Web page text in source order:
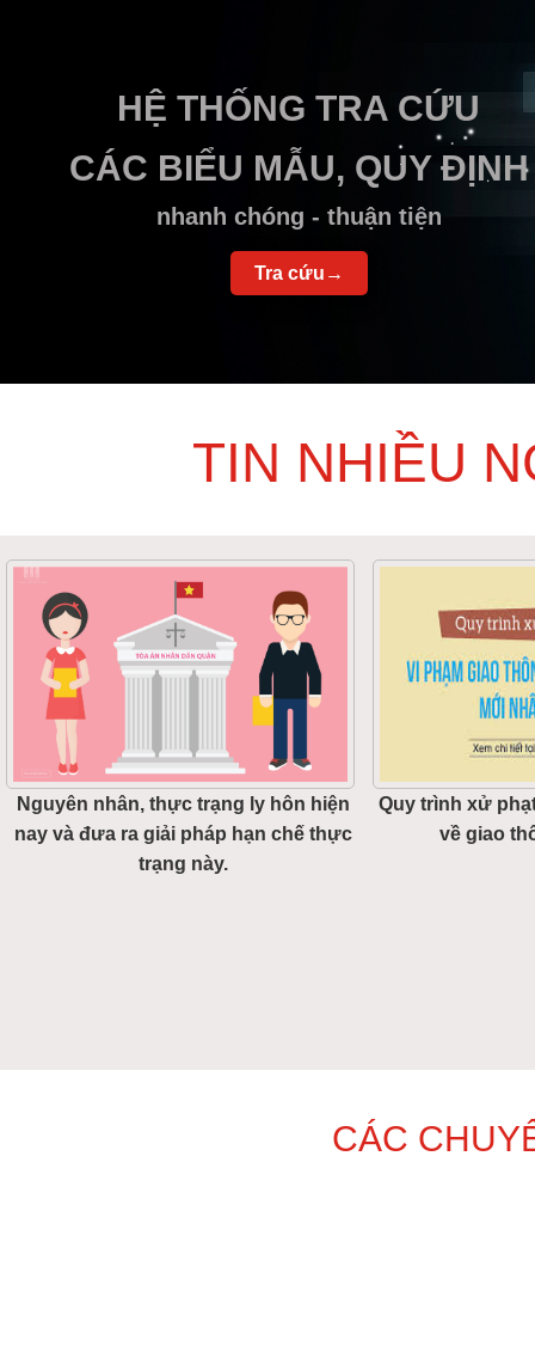
HỆ THỐNG TRA CỨU
CÁC BIỂU MẪU, QUY ĐỊNH
nhanh chóng - thuận tiện
Tra cứu→
TIN NHIỀU
Nguyên nhân, thực trạng ly hôn hiện
nay và đưa ra giải pháp hạn chế thực
trạng này.
Quy trình xử
về giao
CÁC